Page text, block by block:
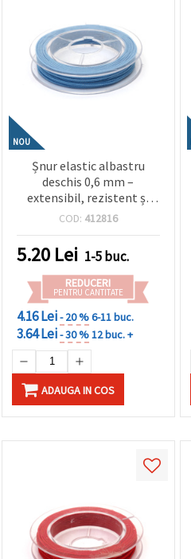
NOU
Șnur elastic albastru
deschis 0,6 mm –
extensibil, rezistent și
decorativ pentru bijuterii
10 m
COD: 412816
5.20 Lei 1-5 buc.
REDUCERI
PENTRU CANTITATE
4.16 Lei- 20 %6-11 buc.
3.64 Lei- 30 %12 buc. +
ADAUGA IN COS